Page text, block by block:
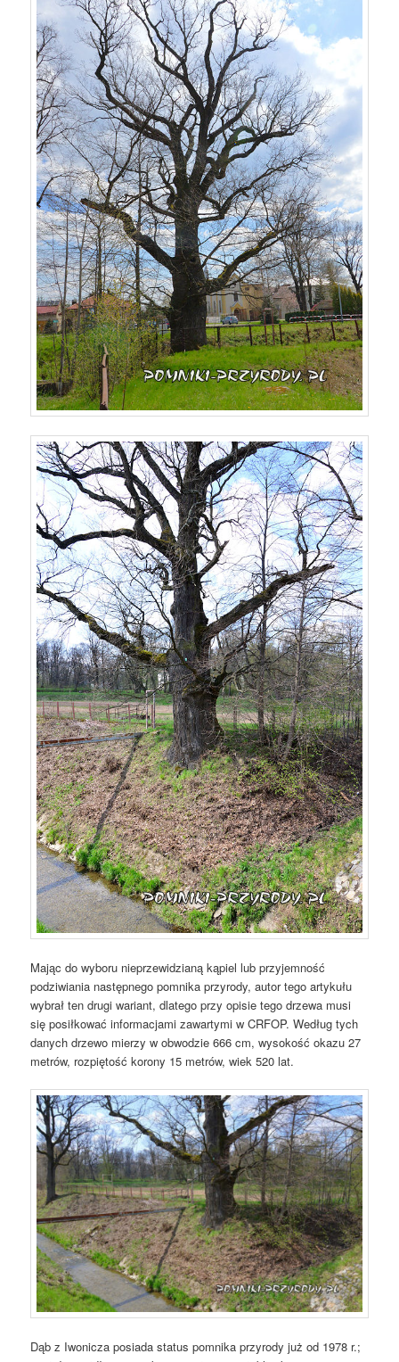
Mając do wyboru nieprzewidzianą kąpiel lub przyjemność
podziwiania następnego pomnika przyrody, autor tego artykułu
wybrał ten drugi wariant, dlatego przy opisie tego drzewa musi
się posiłkować informacjami zawartymi w CRFOP. Według tych
danych drzewo mierzy w obwodzie 666 cm, wysokość okazu 27
metrów, rozpiętość korony 15 metrów, wiek 520 lat.
Dąb z Iwonicza posiada status pomnika przyrody już od 1978 r.;